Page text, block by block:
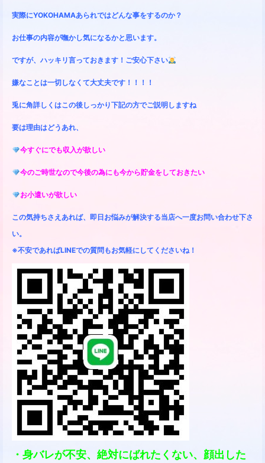
実際にYOKOHAMAあられではどんな事をするのか？
お仕事の内容が嘸かし気になるかと思います。
ですが、ハッキリ言っておきます！ご安心下さい
嫌なことは一切しなくて大丈夫です！！！！
兎に角詳しくはこの後しっかり下記の方でご説明しますね
要は理由はどうあれ、
今すぐにでも収入が欲しい
今のご時世なので今後の為にも今から貯金をしておきたい
お小遣いが欲しい
この気持ちさえあれば、即日お悩みが解決する当店へ一度お問い合わせ下さ
い。
※不安であればLINEでの質問もお気軽にしてくださいね！
・身バレが不安、絶対にばれたくない、顔出した